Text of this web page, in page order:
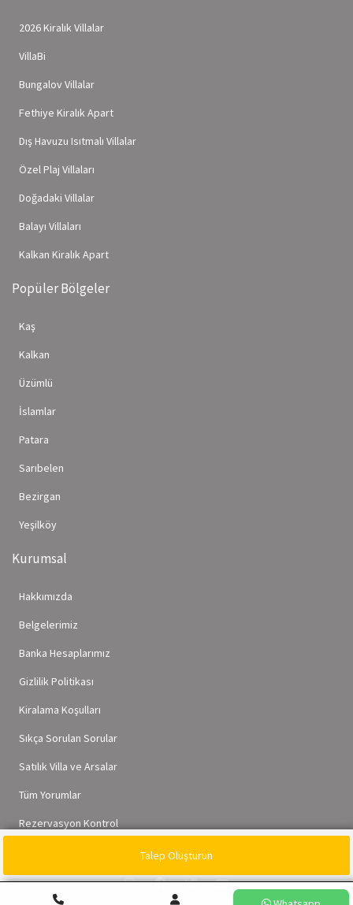
Talep Oluşturun
2026 Kiralık Villalar
VillaBi
Bungalov Villalar
Fethiye Kiralık Apart
Dış Havuzu Isıtmalı Villalar
Özel Plaj Villaları
Doğadaki Villalar
Balayı Villaları
Kalkan Kiralık Apart
Popüler Bölgeler
Kaş
Kalkan
Üzümlü
İslamlar
Patara
Sarıbelen
Bezirgan
Yeşilköy
Kurumsal
Hakkımızda
Belgelerimiz
Banka Hesaplarımız
Gizlilik Politikası
Kiralama Koşulları
Sıkça Sorulan Sorular
Satılık Villa ve Arsalar
Tüm Yorumlar
Rezervasyon Kontrol